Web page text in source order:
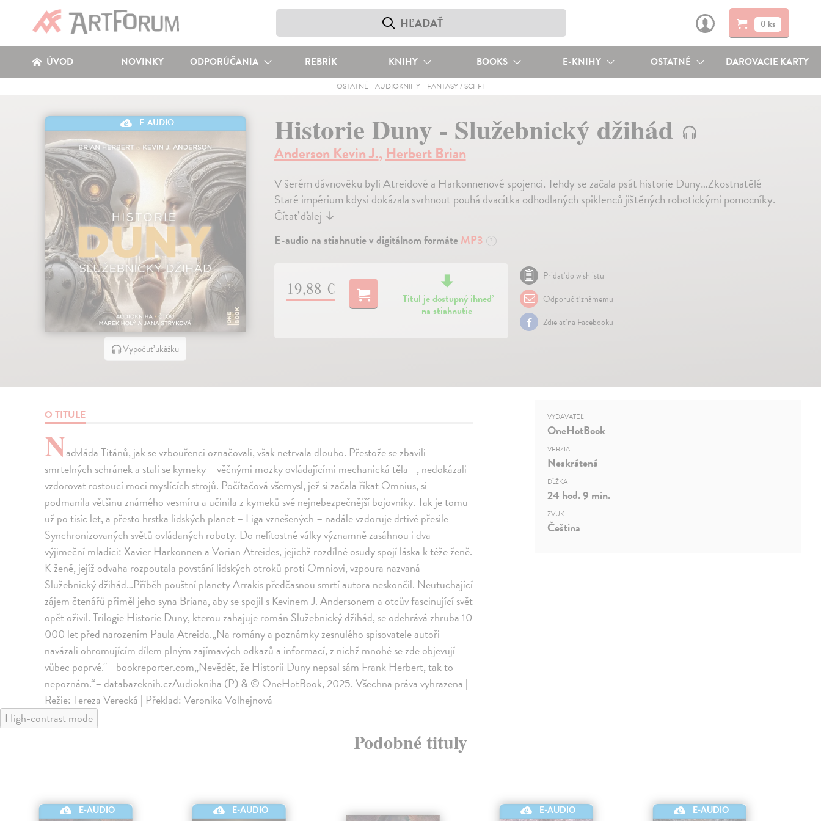
0 ks
ÚVOD NOVINKY ODPORÚČANIA REBRÍK KNIHY BOOKS E-KNIHY OSTATNÉ DAROVACIE KARTY
OSTATNÉ -AUDIOKNIHY - FANTASY / SCI-FI
E-AUDIO
Vypočuť ukážku
Historie Duny - Služebnický džihád
Anderson Kevin J., Herbert Brian
V šerém dávnověku byli Atreidové a Harkonnenové spojenci. Tehdy se začala psát historie Duny…Zkostnatělé
Staré impérium kdysi dokázala svrhnout pouhá dvacítka odhodlaných spiklenců jištěných robotickými pomocníky.
Čítať ďalej↓
E-audio na stiahnutie v digitálnom formáteMP3 ?
19,88 €
Titul je dostupný ihneď
na stiahnutie
Pridať do wishlistu
Odporučiť známemu
Zdielať na Facebooku
O TITULE
Nadvláda Titánů, jak se vzbouřenci označovali, však netrvala dlouho. Přestože se zbavili
smrtelných schránek a stali se kymeky – věčnými mozky ovládajícími mechanická těla –, nedokázali
vzdorovat rostoucí moci myslících strojů. Počítačová všemysl, jež si začala říkat Omnius, si
podmanila většinu známého vesmíru a učinila z kymeků své nejnebezpečnější bojovníky. Tak je tomu
už po tisíc let, a přesto hrstka lidských planet – Liga vznešených – nadále vzdoruje drtivé přesile
Synchronizovaných světů ovládaných roboty. Do nelítostné války významně zasáhnou i dva
výjimeční mladíci: Xavier Harkonnen a Vorian Atreides, jejichž rozdílné osudy spojí láska k téže ženě.
K ženě, jejíž odvaha rozpoutala povstání lidských otroků proti Omniovi, vzpoura nazvaná
Služebnický džihád…Příběh pouštní planety Arrakis předčasnou smrtí autora neskončil. Neutuchající
zájem čtenářů přiměl jeho syna Briana, aby se spojil s Kevinem J. Andersonem a otcův fascinující svět
opět oživil. Trilogie Historie Duny, kterou zahajuje román Služebnický džihád, se odehrává zhruba 10
000 let před narozením Paula Atreida.„Na romány a poznámky zesnulého spisovatele autoři
navázali ohromujícím dílem plným zajímavých odkazů a informací, z nichž mnohé se zde objevují
vůbec poprvé.“– bookreporter.com„Nevědět, že Historii Duny nepsal sám Frank Herbert, tak to
nepoznám.“– databazeknih.czAudiokniha (P) & © OneHotBook, 2025. Všechna práva vyhrazena |
Režie: Tereza Verecká | Překlad: Veronika Volhejnová
VYDAVATEĽ
OneHotBook
VERZIA
Neskrátená
DĹŽKA
24 hod. 9 min.
ZVUK
Čeština
High-contrast mode
Podobné tituly
E-AUDIO E-AUDIO E-AUDIO E-AUDIO